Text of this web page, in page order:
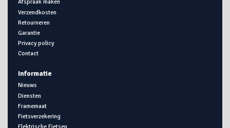
Afspraak maken
Verzendkosten
Retourneren
Garantie
Privacy policy
Contact
Informatie
Nieuws
Diensten
Framemaat
Fietsverzekering
Elektrische Fietsen